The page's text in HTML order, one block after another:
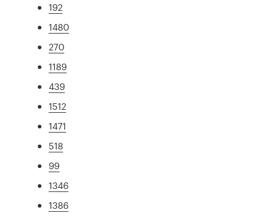
192
1480
270
1189
439
1512
1471
518
99
1346
1386